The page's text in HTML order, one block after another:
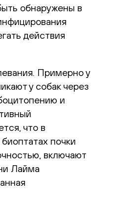
обнаружены в
действия
Примерно у
у собак через
и
что в
почки
включают
Лайма